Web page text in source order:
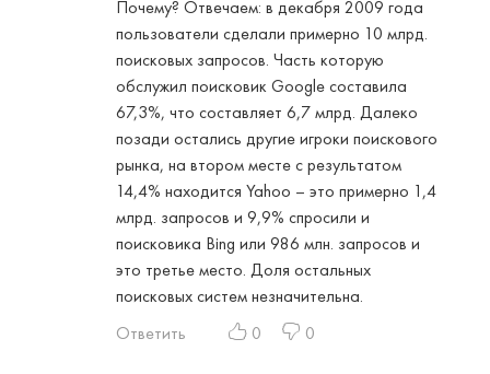
Почему? Отвечаем: в декабря 2009 года
пользователи сделали примерно 10 млрд.
поисковых запросов. Часть которую
обслужил поисковик Google составила
67,3%, что составляет 6,7 млрд. Далеко
позади остались другие игроки поискового
рынка, на втором месте с результатом
14,4% находится Yahoo – это примерно 1,4
млрд. запросов и 9,9% спросили и
поисковика Bing или 986 млн. запросов и
это третье место. Доля остальных
поисковых систем незначительна.
Ответить
0 0